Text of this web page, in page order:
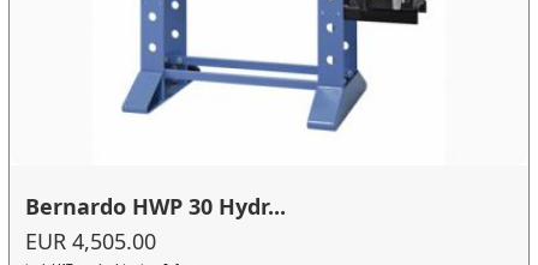
Bernardo HWP 30 Hydr...
EUR 4,505.00